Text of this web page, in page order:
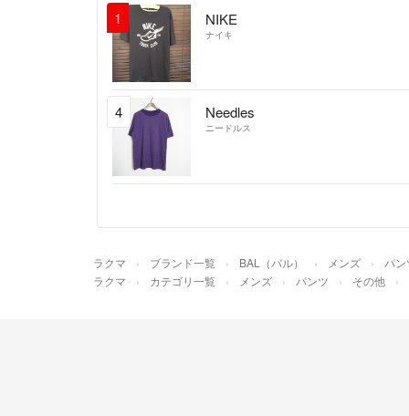
1 NIKE
ナイキ
4 Needles
ニードルス
ラクマ ブランド一覧 BAL（バル） メンズ パン
ラクマ カテゴリ一覧 メンズ パンツ その他